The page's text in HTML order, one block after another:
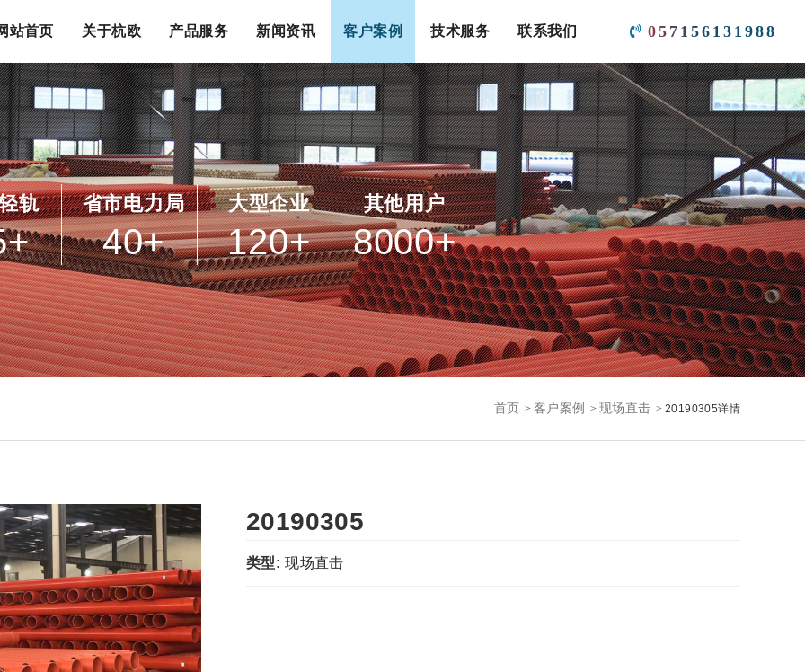
站首页 关于杭欧 产品服务 新闻资讯 客户案例 技术服务 联系我们 05 7 1 56 1 3 1 988
轨
+
省市电力局
40+
大型企业
120+
其他用户
8000+
首页 > 客户案例 > 现场直击 > 20190305详情
20190305
类型: 现场直击